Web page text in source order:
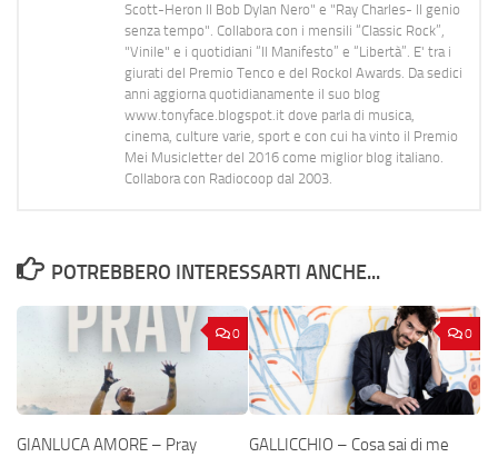
Scott-Heron Il Bob Dylan Nero" e "Ray Charles- Il genio
senza tempo". Collabora con i mensili “Classic Rock”,
"Vinile" e i quotidiani “Il Manifesto” e “Libertà”. E' tra i
giurati del Premio Tenco e del Rockol Awards. Da sedici
anni aggiorna quotidianamente il suo blog
www.tonyface.blogspot.it dove parla di musica,
cinema, culture varie, sport e con cui ha vinto il Premio
Mei Musicletter del 2016 come miglior blog italiano.
Collabora con Radiocoop dal 2003.
POTREBBERO INTERESSARTI ANCHE...
0
GIANLUCA AMORE – Pray
0
GALLICCHIO – Cosa sai di me